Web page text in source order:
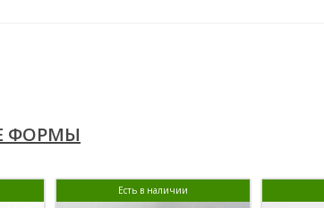
ФОРМЫ
Есть в наличии